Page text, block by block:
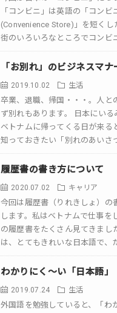
「コンビニ」は英語の「コンビ
(Convenience Store)」を短くし
街のいろいろなところでコンビ
行ったら、みなさんも利用する
「お別れ」のビジネスマナ
2019.10.02 生活
卒業、退職、帰国・・・。人と
ず別れもあります。 日本にい
ベトナムに帰ってくる日が来る
知っておきたい「別れのあいさ
紹介します。 お別れのあいさ
履歴書の書き方について
2020.07.02 キャリア
今回は履歴書（りれきしょ）の
します。私はベトナムで仕事を
の履歴書をたくさん見てきまし
は、とてもきれいな日本語で、
が伝わるものが多いです。 し
わかりにく～い「日本語」
2019.07.24 生活
外国語を勉強していると、「わ